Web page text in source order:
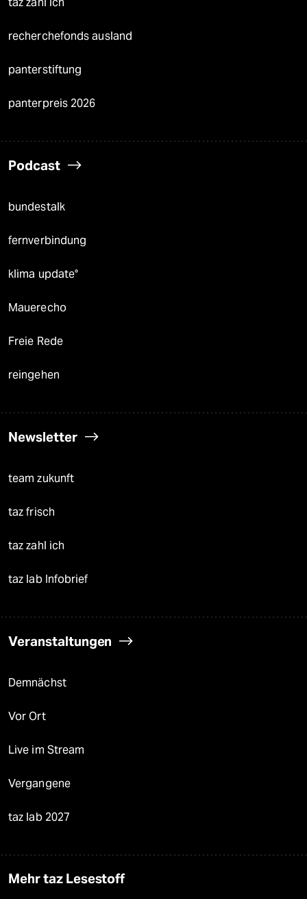
recherchefonds ausland
panterstiftung
panterpreis 2026
Podcast
bundestalk
fernverbindung
klima update°
Mauerecho
Freie Rede
reingehen
Newsletter
team zukunft
taz frisch
taz zahl ich
taz lab Infobrief
Veranstaltungen
Demnächst
Vor Ort
Live im Stream
Vergangene
taz lab 2027
Mehr taz Lesestoff